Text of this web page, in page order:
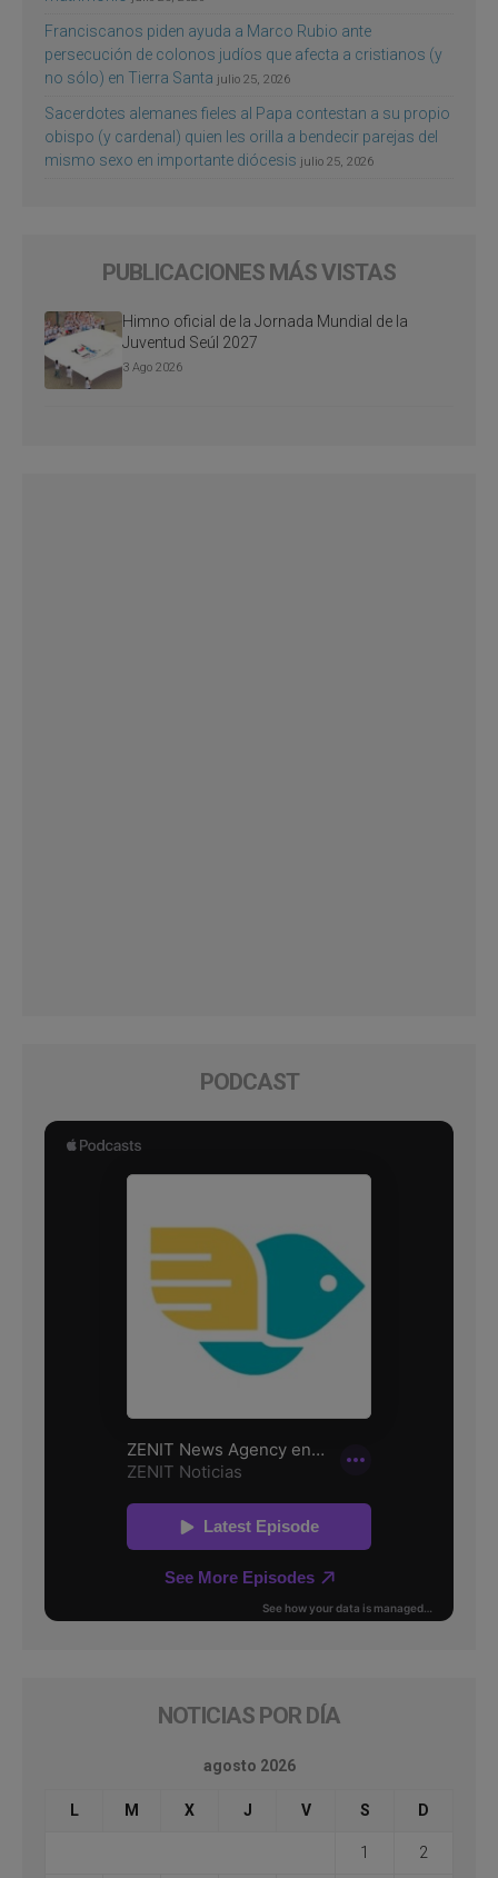
Franciscanos piden ayuda a Marco Rubio ante
persecución de colonos judíos que afecta a cristianos (y
no sólo) en Tierra Santa julio 25, 2026
Sacerdotes alemanes fieles al Papa contestan a su propio
obispo (y cardenal) quien les orilla a bendecir parejas del
mismo sexo en importante diócesis julio 25, 2026
PUBLICACIONES MÁS VISTAS
Himno oficial de la Jornada Mundial de la
Juventud Seúl 2027
3 Ago 2026
PODCAST
NOTICIAS POR DÍA
agosto 2026
L M X J V S D
1 2